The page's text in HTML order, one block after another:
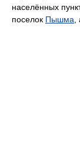
населённых
поселок Пышма